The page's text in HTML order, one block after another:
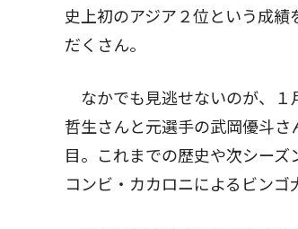
史上初のアジア２位という成
だくさん。
なかでも見逃せないのが、１
哲生さんと元選手の武岡優斗
目。これまでの歴史や次シー
コンビ・カカロニによるビンゴ